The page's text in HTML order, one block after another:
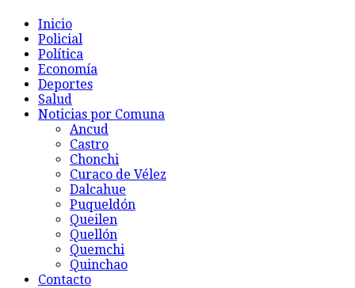
Inicio
Policial
Política
Economía
Deportes
Salud
Noticias por Comuna
Ancud
Castro
Chonchi
Curaco de Vélez
Dalcahue
Puqueldón
Queilen
Quellón
Quemchi
Quinchao
Contacto